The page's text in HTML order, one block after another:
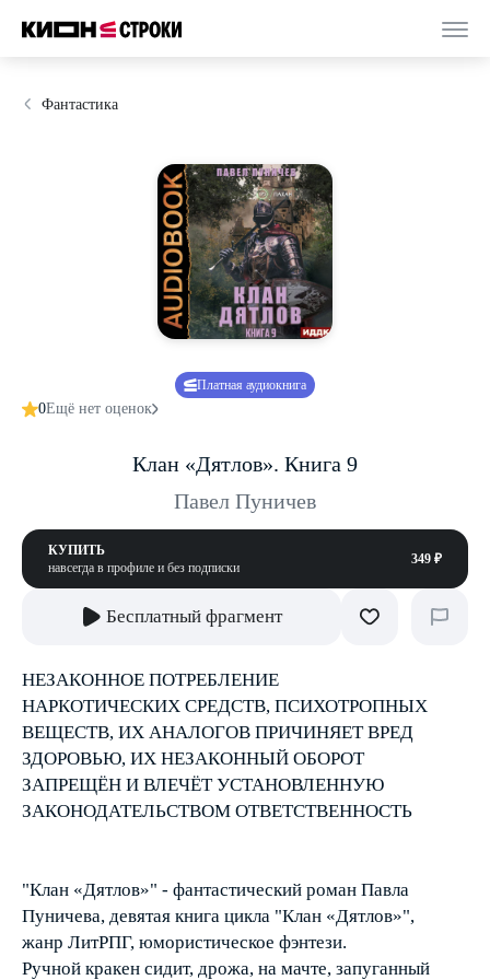
Фантастика
Платная аудиокнига
0Ещё нет оценок
Клан «Дятлов». Книга 9
Павел Пуничев
КУПИТЬ
навсегда в профиле и без подписки
349 ₽
Бесплатный фрагмент
НЕЗАКОННОЕ ПОТРЕБЛЕНИЕ
НАРКОТИЧЕСКИХ СРЕДСТВ, ПСИХОТРОПНЫХ
ВЕЩЕСТВ, ИХ АНАЛОГОВ ПРИЧИНЯЕТ ВРЕД
ЗДОРОВЬЮ, ИХ НЕЗАКОННЫЙ ОБОРОТ
ЗАПРЕЩЁН И ВЛЕЧЁТ УСТАНОВЛЕННУЮ
ЗАКОНОДАТЕЛЬСТВОМ ОТВЕТСТВЕННОСТЬ
"Клан «Дятлов»" - фантастический роман Павла
Пуничева, девятая книга цикла "Клан «Дятлов»",
жанр ЛитРПГ, юмористическое фэнтези.
Ручной кракен сидит, дрожа, на мачте, запуганный